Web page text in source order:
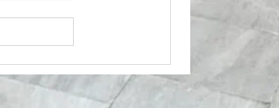
新宿合唱祭 "Nidaros Jazz
Mass"よりKyrie と Gloria🎵